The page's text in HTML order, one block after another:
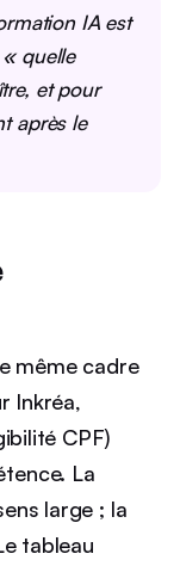
IA est
quelle
et pour
après le
même cadre
Inkréa,
CPF)
La
large ; la
tableau